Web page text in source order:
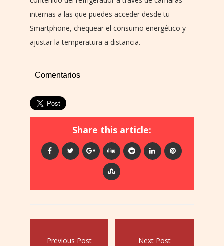
internas a las que puedes acceder desde tu
Smartphone, chequear el consumo energético y
ajustar la temperatura a distancia.
Comentarios
Share this article:
Previous Post Next Post